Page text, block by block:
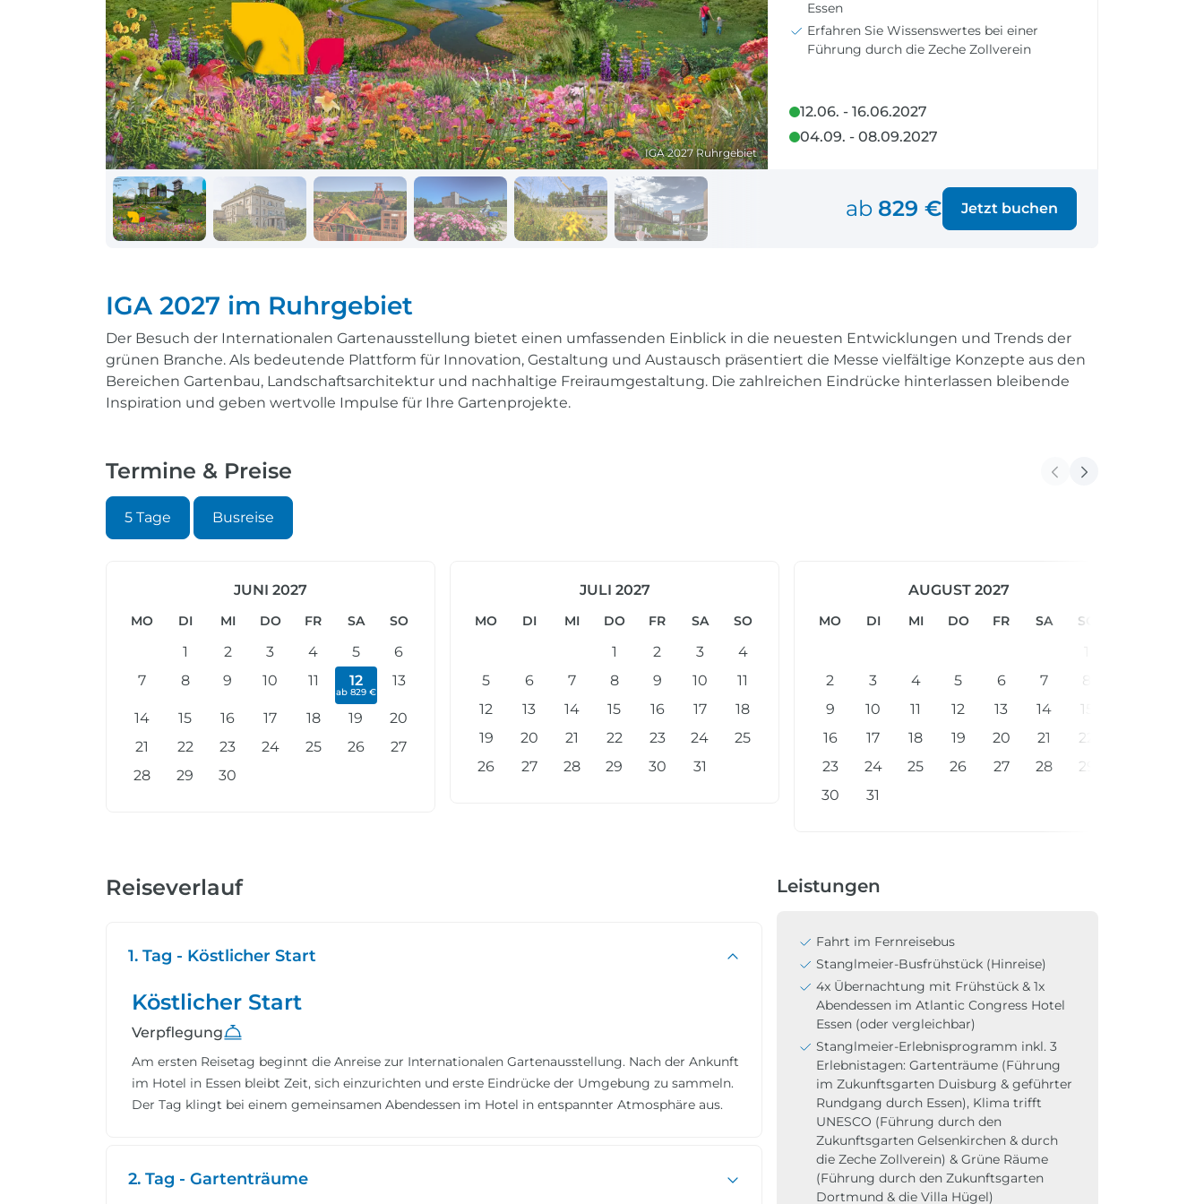
Frankreich Kroatien
Reisen mit
Durchführungsgarantie
Letzte Plätze sichern
Reisekalender
Ihr perfekt geplantes Jahr
Abfahrtsstellen
Alles auf einen Blick
Alle Reiseziele
Reisen mit
Durchführungsgarantie
Letzte Plätze sichern
Reisekalender
Ihr perfekt geplantes Jahr
Ihr Weg zum Flughafen
Flughafentransfer & Parken Alles Wichtige
Landausflüge buchen
IGA 2027 Ruhrgebiet
Essen
Erfahren Sie Wissenswertes bei einer
Führung durch die Zeche Zollverein
12.06. - 16.06.2027
04.09. - 08.09.2027
ab 829 € Jetzt buchen
IGA 2027 im Ruhrgebiet
Der Besuch der Internationalen Gartenausstellung bietet einen umfassenden Einblick in die neuesten Entwicklungen und Trends der
grünen Branche. Als bedeutende Plattform für Innovation, Gestaltung und Austausch präsentiert die Messe vielfältige Konzepte aus den
Bereichen Gartenbau, Landschaftsarchitektur und nachhaltige Freiraumgestaltung. Die zahlreichen Eindrücke hinterlassen bleibende
Inspiration und geben wertvolle Impulse für Ihre Gartenprojekte.
Termine & Preise
5 Tage Busreise
JUNI 2027
MO DI MI DO FR SA SO
1 2 3 4 5
6
7
8 9 10 11 12
ab 829 €
13
14 15 16 17 18 19
20
21
22 23 24 25 26
27
28
29 30
JULI 2027
MO DI MI DO FR SA SO
1 2 3
4
5
6 7 8 9 10
11
12
13 14 15 16 17
18
19
20 21 22 23 24
25
26
27 28 29 30 31
AUGUST 2027
MO DI MI DO FR SA SO
2
3 4 5 6 7
8
9
10 11 12 13 14
15
16
17 18 19 20 21
22
23
24 25 26 27 28
29
30
31
Reiseverlauf
1. Tag - Köstlicher Start
Köstlicher Start
Verpflegung
Am ersten Reisetag beginnt die Anreise zur Internationalen Gartenausstellung. Nach der Ankunft
im Hotel in Essen bleibt Zeit, sich einzurichten und erste Eindrücke der Umgebung zu sammeln.
Der Tag klingt bei einem gemeinsamen Abendessen im Hotel in entspannter Atmosphäre aus.
2. Tag - Gartenträume
Leistungen
Fahrt im Fernreisebus
Stanglmeier-Busfrühstück (Hinreise)
4x Übernachtung mit Frühstück & 1x
Abendessen im Atlantic Congress Hotel
Essen (oder vergleichbar)
Stanglmeier-Erlebnisprogramm inkl. 3
Erlebnistagen: Gartenträume (Führung
im Zukunftsgarten Duisburg & geführter
Rundgang durch Essen), Klima trifft
UNESCO (Führung durch den
Zukunftsgarten Gelsenkirchen & durch
die Zeche Zollverein) & Grüne Räume
(Führung durch den Zukunftsgarten
Dortmund & die Villa Hügel)